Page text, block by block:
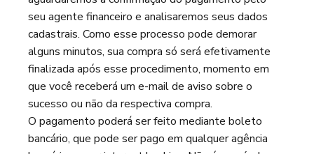
seu agente financeiro e analisaremos seus dados
cadastrais. Como esse processo pode demorar
alguns minutos, sua compra só será efetivamente
finalizada após esse procedimento, momento em
que você receberá um e-mail de aviso sobre o
sucesso ou não da respectiva compra.
O pagamento poderá ser feito mediante boleto
bancário, que pode ser pago em qualquer agência